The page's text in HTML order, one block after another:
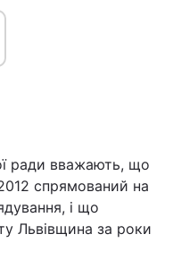
ради вважають, що
спрямований на
і що
Львівщина за роки